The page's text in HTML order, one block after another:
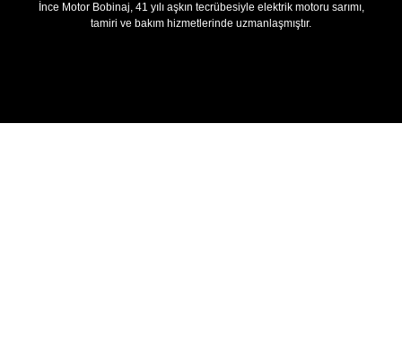
İnce Motor Bobinaj, 41 yılı aşkın tecrübesiyle elektrik motoru sarımı,
tamiri ve bakım hizmetlerinde uzmanlaşmıştır.